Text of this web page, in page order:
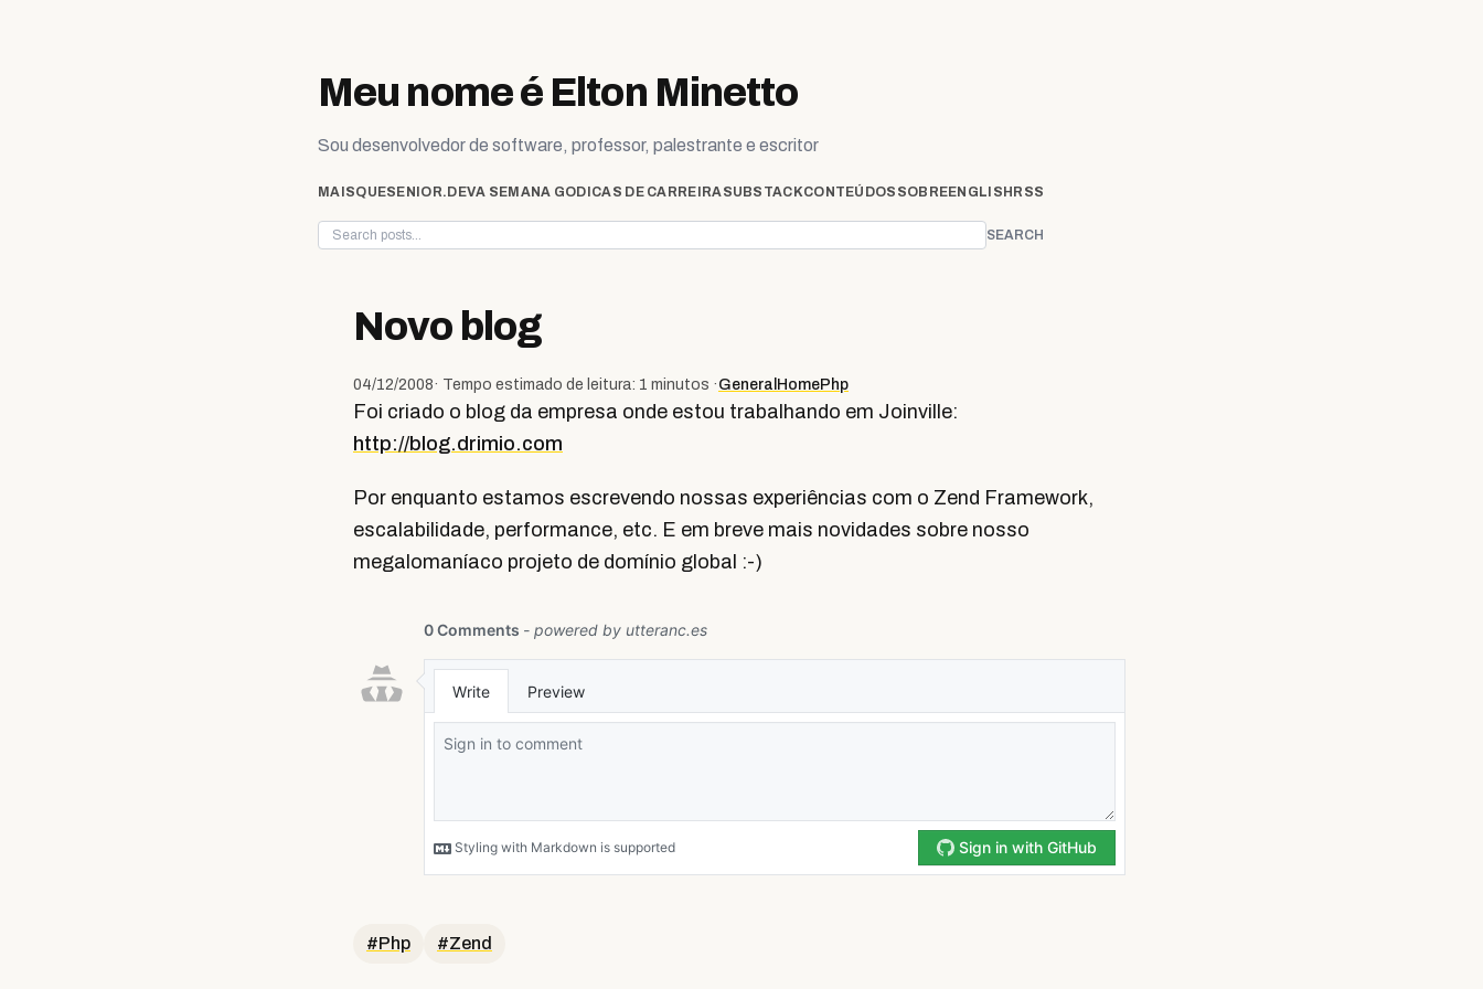
Meu nome é Elton Minetto
Sou desenvolvedor de software, professor, palestrante e escritor
MAISQUESENIOR.DEVA SEMANA GODICAS DE CARREIRASUBSTACKCONTEÚDOS SOBREENGLISH RSS
SEARCH
Novo blog
04/12/2008· Tempo estimado de leitura: 1 minutos · General HomePhp
Foi criado o blog da empresa onde estou trabalhando em Joinville:
http://blog.drimio.com
Por enquanto estamos escrevendo nossas experiências com o Zend Framework,
escalabilidade, performance, etc. E em breve mais novidades sobre nosso
megalomaníaco projeto de domínio global :-)
#Php #Zend